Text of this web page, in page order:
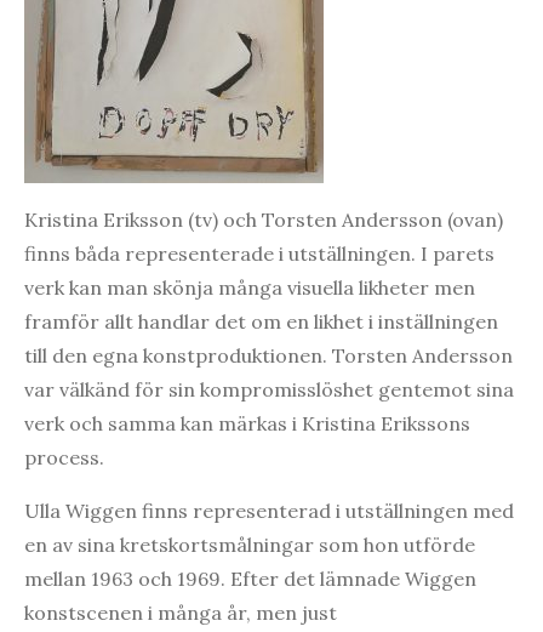
Kristina Eriksson (tv) och Torsten Andersson (ovan)
finns båda representerade i utställningen. I parets
verk kan man skönja många visuella likheter men
framför allt handlar det om en likhet i inställningen
till den egna konstproduktionen. Torsten Andersson
var välkänd för sin kompromisslöshet gentemot sina
verk och samma kan märkas i Kristina Erikssons
process.
Ulla Wiggen finns representerad i utställningen med
en av sina kretskortsmålningar som hon utförde
mellan 1963 och 1969. Efter det lämnade Wiggen
konstscenen i många år, men just